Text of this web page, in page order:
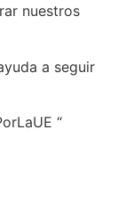
nuestros
a seguir
“